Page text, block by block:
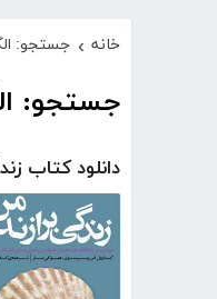
خانه › جستجو:
جستجو:
دانلود کتاب